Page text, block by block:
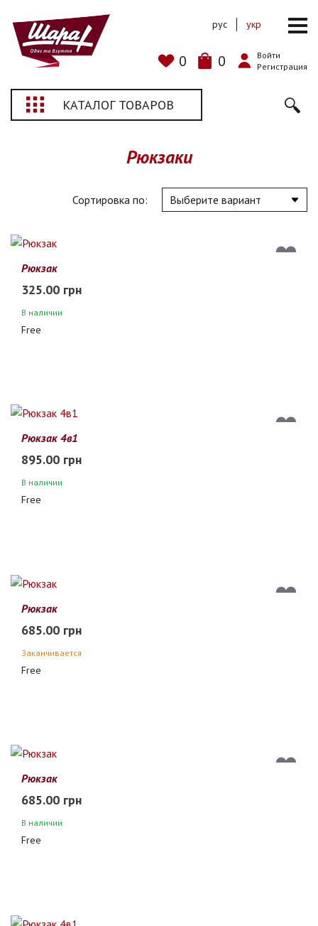
0 0
Войти
Регистрация
рус укр
КАТАЛОГ ТОВАРОВ
Рюкзаки
Сортировка по:
Рюкзак
325.00 грн
В наличии
Free
Рюкзак 4в1
895.00 грн
В наличии
Free
Рюкзак
685.00 грн
Заканчивается
Free
Рюкзак
685.00 грн
В наличии
Free